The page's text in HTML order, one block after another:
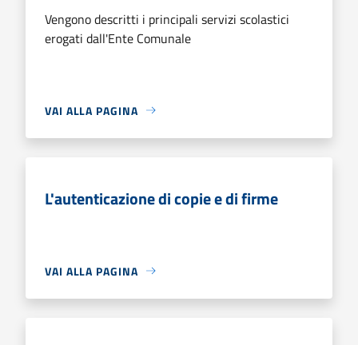
Vengono descritti i principali servizi scolastici
erogati dall'Ente Comunale
VAI ALLA PAGINA
L'autenticazione di copie e di firme
VAI ALLA PAGINA